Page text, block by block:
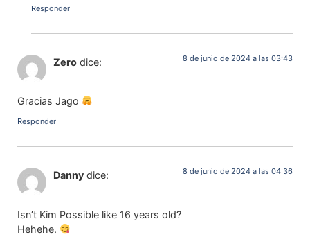
Responder
Zero dice: 8 de junio de 2024 a las 03:43
Gracias Jago
Responder
Danny dice: 8 de junio de 2024 a las 04:36
Isn’t Kim Possible like 16 years old?
Hehehe.